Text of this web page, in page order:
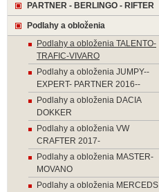
PARTNER - BERLINGO - RIFTER
Podlahy a obloženia
Podlahy a obloženia TALENTO-
TRAFIC-VIVARO
Podlahy a obloženia JUMPY--
EXPERT- PARTNER 2016--
Podlahy a obloženia DACIA
DOKKER
Podlahy a obloženia VW
CRAFTER 2017-
Podlahy a obloženia MASTER-
MOVANO
Podlahy a obloženia MERCEDS